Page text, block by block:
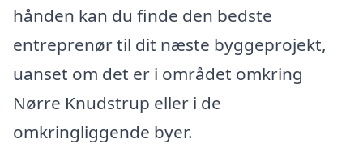
hånden kan du finde den bedste
entreprenør til dit næste byggeprojekt,
uanset om det er i området omkring
Nørre Knudstrup eller i de
omkringliggende byer.